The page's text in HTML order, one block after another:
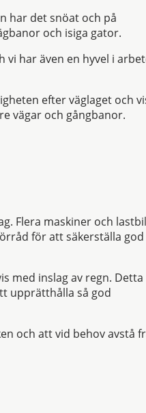
har det snöat och på
och isiga gator.
vi har även en hyvel i
efter väglaget och
vägar och gångbanor.
Flera maskiner och
för att säkerställa god
med inslag av regn. Detta
upprätthålla så god
och att vid behov avstå